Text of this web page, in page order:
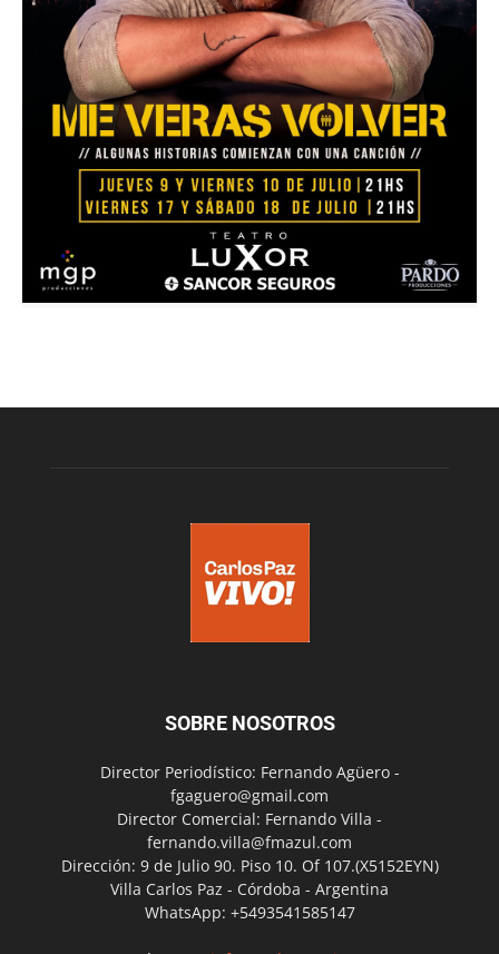
SOBRE NOSOTROS
Director Periodístico: Fernando Agüero -
fgaguero@gmail.com
Director Comercial: Fernando Villa -
fernando.villa@fmazul.com
Dirección: 9 de Julio 90. Piso 10. Of 107.(X5152EYN)
Villa Carlos Paz - Córdoba - Argentina
WhatsApp: +5493541585147